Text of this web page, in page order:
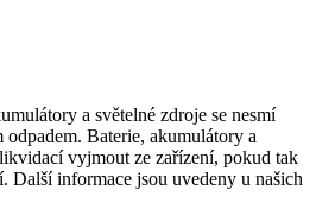
a světelné zdroje se nesmí
Baterie, akumulátory a
vyjmout ze zařízení, pokud tak
Další informace jsou uvedeny u našich